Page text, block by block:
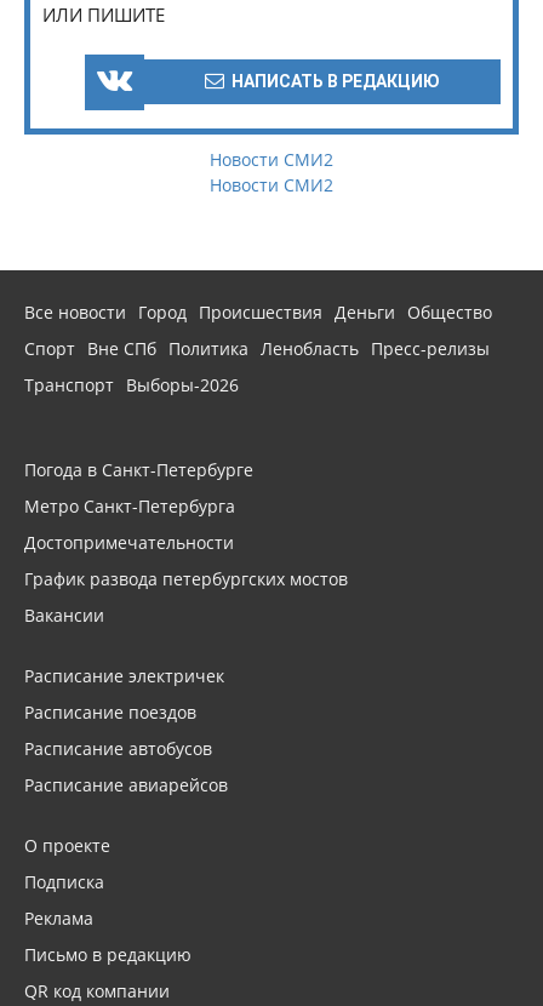
ИЛИ ПИШИТЕ
НАПИСАТЬ В РЕДАКЦИЮ
Новости СМИ2
Новости СМИ2
Все новости Город Происшествия Деньги
Общество
Спорт Вне СПб Политика Ленобласть Пресс-релизы
Транспорт Выборы-2026
Погода в Санкт-Петербурге
Метро Санкт-Петербурга
Достопримечательности
График развода петербургских мостов
Вакансии
Расписание электричек
Расписание поездов
Расписание автобусов
Расписание авиарейсов
О проекте
Подписка
Реклама
Письмо в редакцию
QR код компании